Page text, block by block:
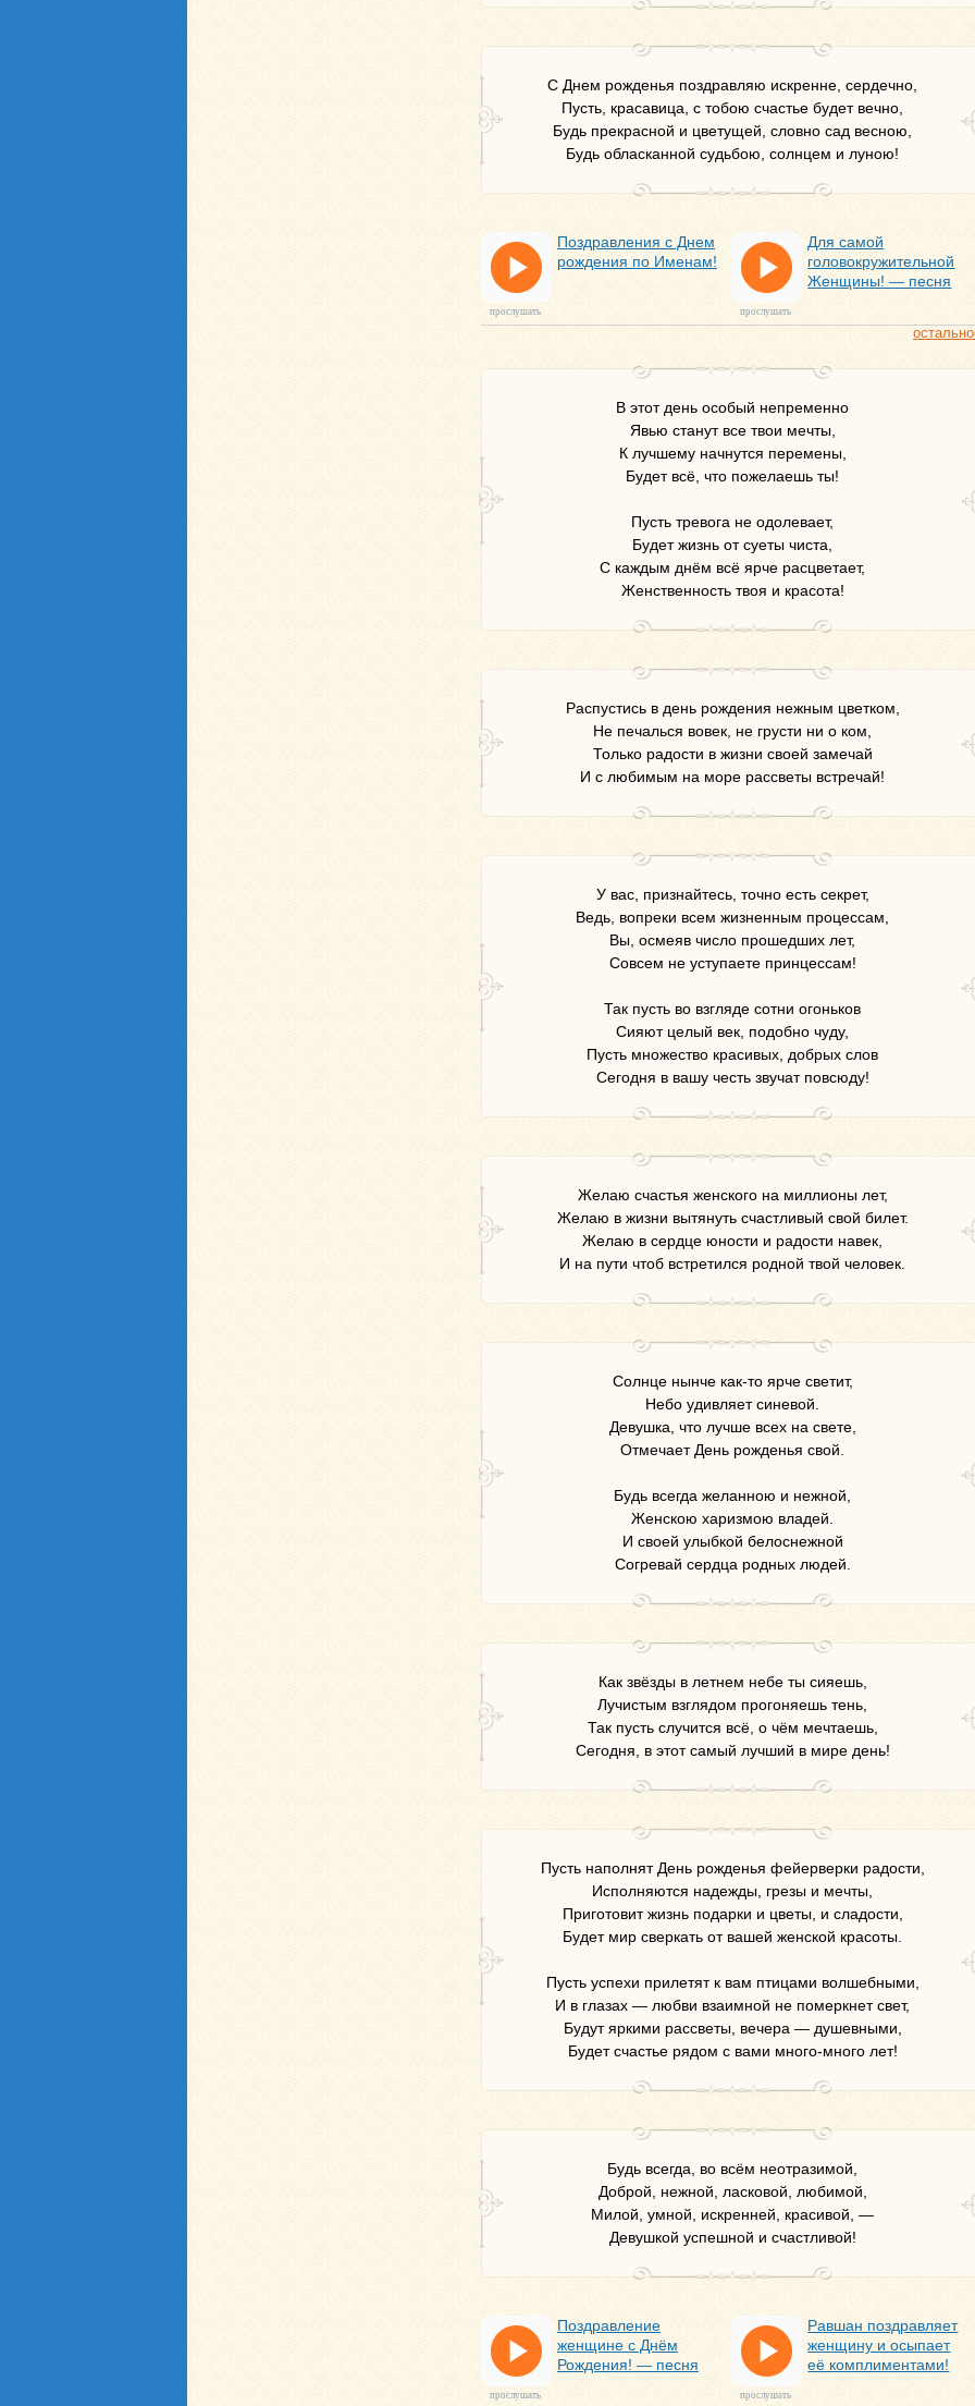
С Днем рожденья поздравляю искренне, сердечно,
Пусть, красавица, с тобою счастье будет вечно,
Будь прекрасной и цветущей, словно сад весною,
Будь обласканной судьбою, солнцем и луною!
Поздравления с Днем
рождения по Именам!
прослушать
Для самой
головокружительной
Женщины! — песня
прослушать
В этот день особый непременно
Явью станут все твои мечты,
К лучшему начнутся перемены,
Будет всё, что пожелаешь ты!
Пусть тревога не одолевает,
Будет жизнь от суеты чиста,
С каждым днём всё ярче расцветает,
Женственность твоя и красота!
Распустись в день рождения нежным цветком,
Не печалься вовек, не грусти ни о ком,
Только радости в жизни своей замечай
И с любимым на море рассветы встречай!
У вас, признайтесь, точно есть секрет,
Ведь, вопреки всем жизненным процессам,
Вы, осмеяв число прошедших лет,
Совсем не уступаете принцессам!
Так пусть во взгляде сотни огоньков
Сияют целый век, подобно чуду,
Пусть множество красивых, добрых слов
Сегодня в вашу честь звучат повсюду!
Желаю счастья женского на миллионы лет,
Желаю в жизни вытянуть счастливый свой билет.
Желаю в сердце юности и радости навек,
И на пути чтоб встретился родной твой человек.
Солнце нынче как-то ярче светит,
Небо удивляет синевой.
Девушка, что лучше всех на свете,
Отмечает День рожденья свой.
Будь всегда желанною и нежной,
Женскою харизмою владей.
И своей улыбкой белоснежной
Согревай сердца родных людей.
Как звёзды в летнем небе ты сияешь,
Лучистым взглядом прогоняешь тень,
Так пусть случится всё, о чём мечтаешь,
Сегодня, в этот самый лучший в мире день!
Пусть наполнят День рожденья фейерверки радости,
Исполняются надежды, грезы и мечты,
Приготовит жизнь подарки и цветы, и сладости,
Будет мир сверкать от вашей женской красоты.
Пусть успехи прилетят к вам птицами волшебными,
И в глазах — любви взаимной не померкнет свет,
Будут яркими рассветы, вечера — душевными,
Будет счастье рядом с вами много-много лет!
Будь всегда, во всём неотразимой,
Доброй, нежной, ласковой, любимой,
Милой, умной, искренней, красивой, —
Девушкой успешной и счастливой!
Поздравление
женщине с Днём
Рождения! — песня
прослушать
Равшан поздравляет
женщину и осыпает
её комплиментами!
прослушать